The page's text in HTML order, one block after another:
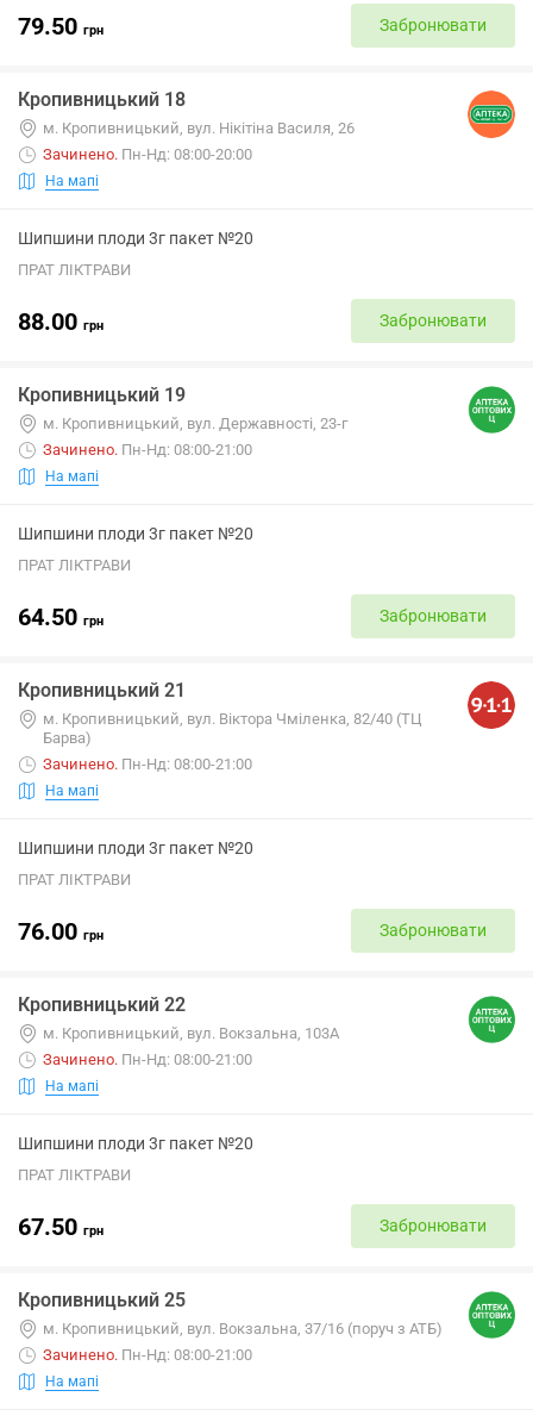
79.50 грн Забронювати
Кропивницький 18
м. Кропивницький, вул. Нікітіна Василя, 26
Зачинено. Пн-Нд: 08:00-20:00
На мапі
Шипшини плоди 3г пакет №20
ПРАТ ЛІКТРАВИ
88.00 грн Забронювати
Кропивницький 19
м. Кропивницький, вул. Державності, 23-г
Зачинено. Пн-Нд: 08:00-21:00
На мапі
Шипшини плоди 3г пакет №20
ПРАТ ЛІКТРАВИ
64.50 грн Забронювати
Кропивницький 21
м. Кропивницький, вул. Віктора Чміленка, 82/40 (ТЦ
Барва)
Зачинено. Пн-Нд: 08:00-21:00
На мапі
Шипшини плоди 3г пакет №20
ПРАТ ЛІКТРАВИ
76.00 грн Забронювати
Кропивницький 22
м. Кропивницький, вул. Вокзальна, 103А
Зачинено. Пн-Нд: 08:00-21:00
На мапі
Шипшини плоди 3г пакет №20
ПРАТ ЛІКТРАВИ
67.50 грн Забронювати
Кропивницький 25
м. Кропивницький, вул. Вокзальна, 37/16 (поруч з АТБ)
Зачинено. Пн-Нд: 08:00-21:00
На мапі